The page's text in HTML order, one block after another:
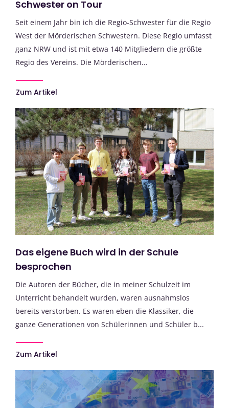
Schwester on Tour
Seit einem Jahr bin ich die Regio-Schwester für die Regio
West der Mörderischen Schwestern. Diese Regio umfasst
ganz NRW und ist mit etwa 140 Mitgliedern die größte
Regio des Vereins. Die Mörderischen...
Zum Artikel
Das eigene Buch wird in der Schule
besprochen
Die Autoren der Bücher, die in meiner Schulzeit im
Unterricht behandelt wurden, waren ausnahmslos
bereits verstorben. Es waren eben die Klassiker, die
ganze Generationen von Schülerinnen und Schüler b...
Zum Artikel